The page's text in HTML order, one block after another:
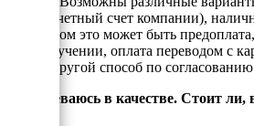
(на рассчетный счет компании),
енеджером это может быть
при получении, оплата переводом с
любой другой способ по
Я сомневаюсь в качестве. Стоит ли,